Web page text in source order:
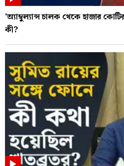
'অ্যাম্বুল্যান্স চালক থেকে হাজার
কী?